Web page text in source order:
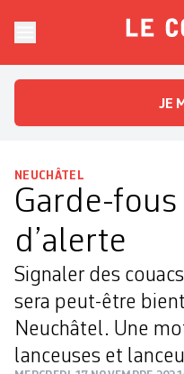
Le
JE
NEUCHÂTEL
Garde-
d’alerte
Signaler des
sera peut-être
Neuchâtel. Une
lanceuses et